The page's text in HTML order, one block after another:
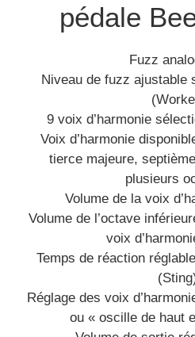
pédale
Fuzz
Niveau de fuzz ajustable
9 voix d’harmonie
Voix d’harmonie
tierce majeure,
plusieurs
Volume de la voix
Volume de l’octave
voix
Temps de réaction
Réglage des voix
ou « oscille de haut